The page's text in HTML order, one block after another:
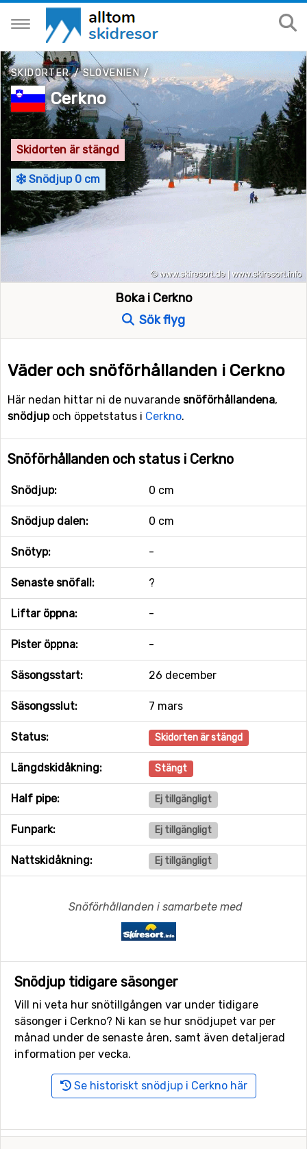
SKIDORTER/SLOVENIEN/
Cerkno
Skidorten är stängd
Snödjup 0 cm
Boka i Cerkno
Sök flyg
Väder och snöförhållanden i Cerkno
Här nedan hittar ni de nuvarande snöförhållandena,
snödjupoch öppetstatus i Cerkno.
Snöförhållanden och status i Cerkno
Snödjup: 0 cm
Snödjup dalen: 0 cm
Snötyp: -
Senaste snöfall: ?
Liftar öppna: -
Pister öppna: -
Säsongsstart: 26 december
Säsongsslut: 7 mars
Status: Skidorten är stängd
Längdskidåkning: Stängt
Half pipe: Ej tillgängligt
Funpark: Ej tillgängligt
Nattskidåkning: Ej tillgängligt
Snöförhållanden i samarbete med
Snödjup tidigare säsonger
Vill ni veta hur snötillgången var under tidigare
säsonger i Cerkno? Ni kan se hur snödjupet var per
månad under de senaste åren, samt även detaljerad
information per vecka.
Se historiskt snödjup i Cerkno här